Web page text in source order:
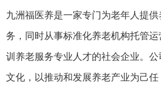
九洲福医养是一家专门为老年人提
务，同时从事标准化养老机构托管
训养老服务专业人才的社会企业。
文化，以推动和发展养老产业为己